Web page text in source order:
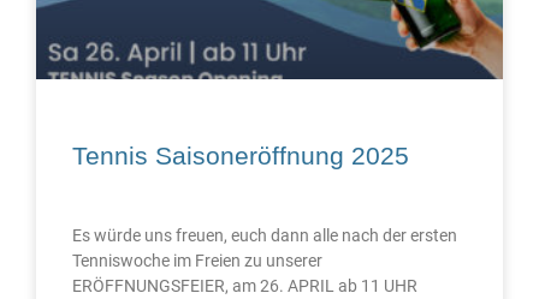
Tennis Saisoneröffnung 2025
Es würde uns freuen, euch dann alle nach der ersten
Tenniswoche im Freien zu unserer
ERÖFFNUNGSFEIER, am 26. APRIL ab 11 UHR